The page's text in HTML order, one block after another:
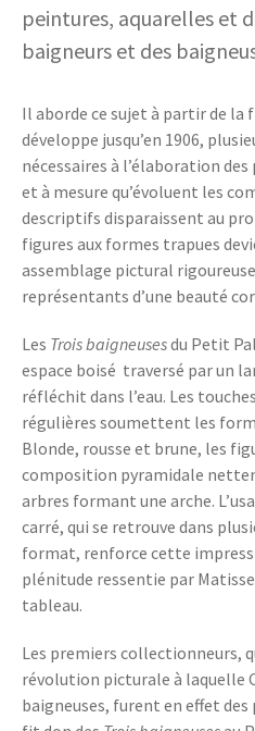
peintures, aquarelles et
baigneurs et des
Il aborde ce sujet à partir de la
développe jusqu’en 1906,
nécessaires à l’élaboration
et à mesure qu’évoluent les
descriptifs disparaissent au
figures aux formes trapues
assemblage pictural
représentants d’une beauté
Les Trois baigneusesdu Petit
espace boisé traversé par un
réfléchit dans l’eau. Les
régulières soumettent les
Blonde, rousse et brune, les
composition pyramidale
arbres formant une arche.
carré, qui se retrouve dans
format, renforce cette
plénitude ressentie par
tableau.
Les premiers collectionneurs,
révolution picturale à laquelle
baigneuses, furent en effet